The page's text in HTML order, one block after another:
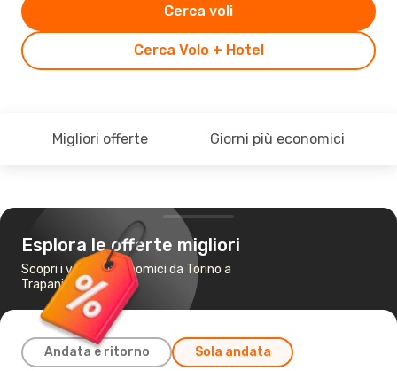
Cerca Volo + Hotel
Cerca voli
Migliori offerte Giorni più economici
Esplora le offerte migliori
Scopri i voli più economici da Torino a
Trapani
Andata e ritorno Sola andata